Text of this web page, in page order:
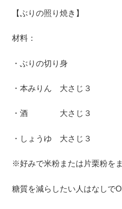
【ぶりの照り焼き】
材料：
・ぶりの切り身
・本みりん 大さじ３
・酒 大さじ３
・しょうゆ 大さじ３
※好みで米粉または片栗粉を
糖質を減らしたい人はなしで